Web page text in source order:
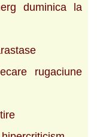
duminica la
rugaciune